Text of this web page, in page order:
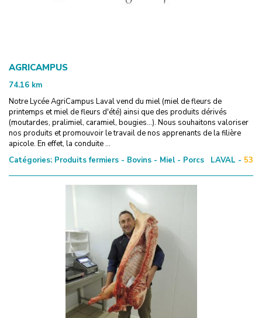
AGRICAMPUS
74.16 km
Notre Lycée AgriCampus Laval vend du miel (miel de fleurs de
printemps et miel de fleurs d'été) ainsi que des produits dérivés
(moutardes, pralimiel, caramiel, bougies...). Nous souhaitons valoriser
nos produits et promouvoir le travail de nos apprenants de la filière
apicole. En effet, la conduite ...
Catégories: Produits fermiers - Bovins - Miel - Porcs LAVAL - 53